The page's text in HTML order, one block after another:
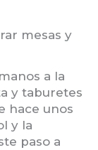
mesas y
a la
y taburetes
hace unos
y la
paso a